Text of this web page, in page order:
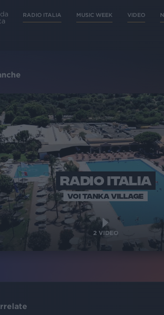
RADIO ITALIA MUSIC WEEK VIDEO
RADIO ITALIA
VOI TANKA VILLAGE
2VIDEO